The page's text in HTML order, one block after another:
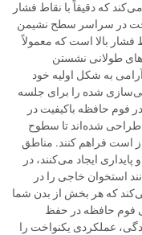
که دقیقاً با نقاط فشار
در سراسر سطح نشیمن
فشار بالا است که معمولاً
طولانی نشستن
به شکل اولیه خود
شده را برای جلسه
فوم حافظه باکیفیت در
شده‌اند تا سطوح
است فراهم کنند. مناطق
ایجاد می‌کنند، در
استخوان خاجی را در
که هر بخش از بدن شما
فوم حافظه در حفظ
عملکردی یکنواخت را